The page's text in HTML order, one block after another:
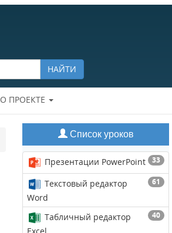
НАЙТИ
О ПРОЕКТЕ
Список уроков
33
Презентации PowerPoint
61
Текстовый редактор
Word
40
Табличный редактор